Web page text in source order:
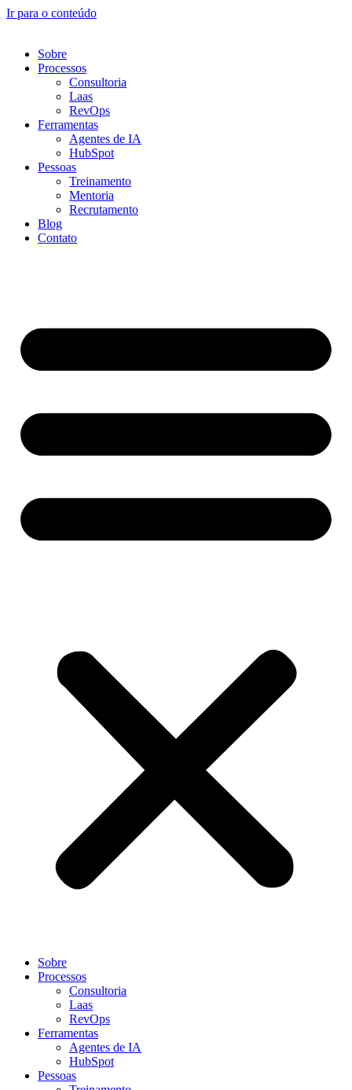
Ir para o conteúdo
Sobre
Processos
Consultoria
Laas
RevOps
Ferramentas
Agentes de IA
HubSpot
Pessoas
Treinamento
Mentoria
Recrutamento
Blog
Contato
Sobre
Processos
Consultoria
Laas
RevOps
Ferramentas
Agentes de IA
HubSpot
Pessoas